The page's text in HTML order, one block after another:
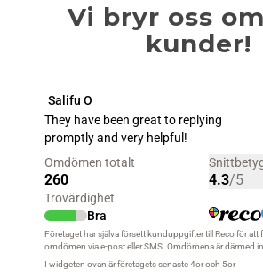
Vi bryr oss
kunder!